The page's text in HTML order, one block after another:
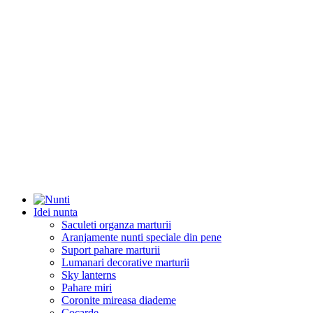
Idei nunta
Saculeti organza marturii
Aranjamente nunti speciale din pene
Suport pahare marturii
Lumanari decorative marturii
Sky lanterns
Pahare miri
Coronite mireasa diademe